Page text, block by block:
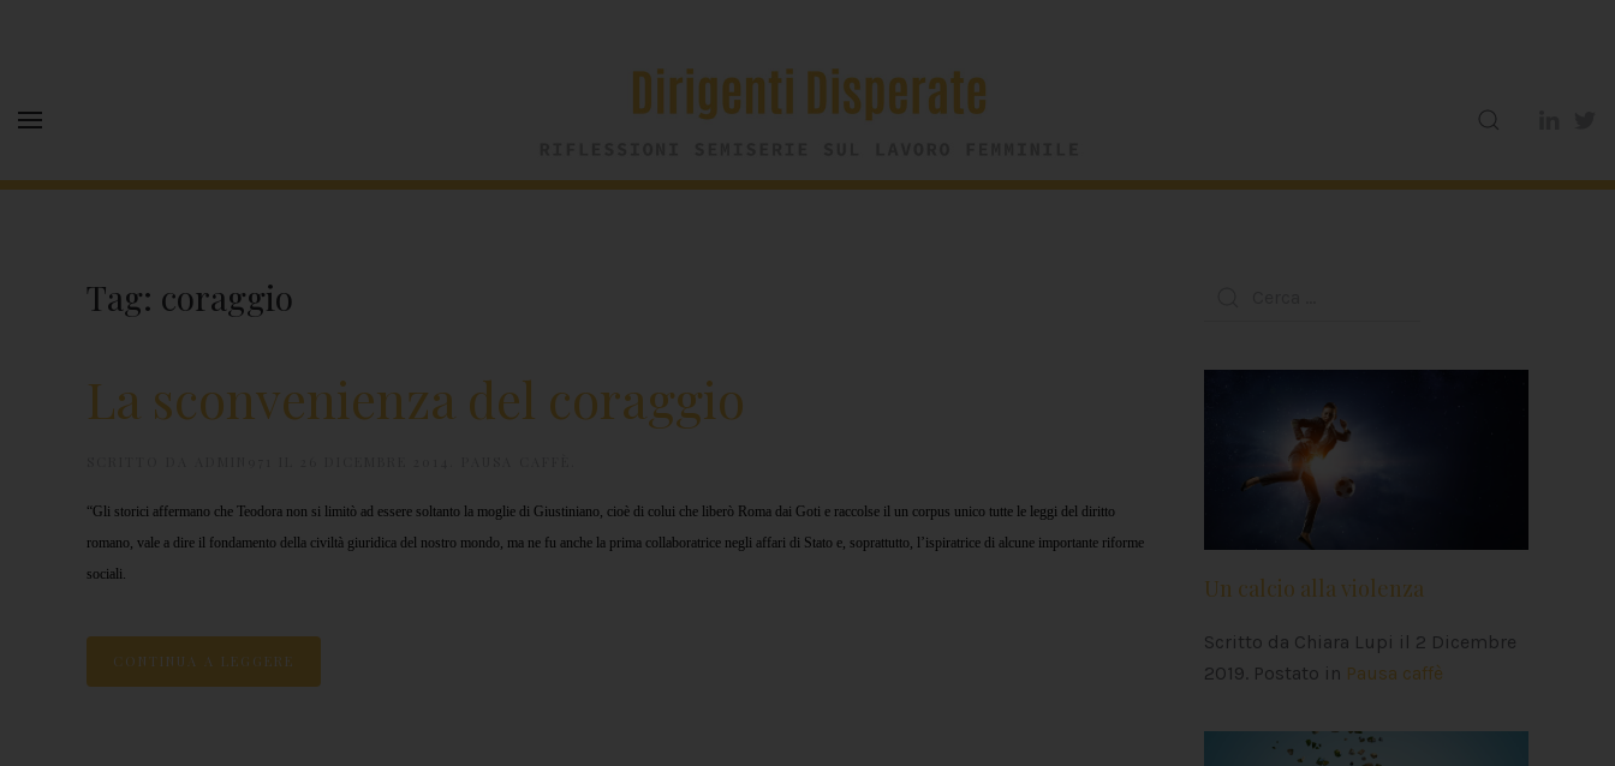
Tag: coraggio
La sconvenienza del coraggio
“Gli storici affermano che Teodora non si limitò ad essere soltanto la moglie di Giustiniano, cioè di colui che liberò Roma dai Goti e raccolse il un corpus unico tutte le leggi del diritto
romano, vale a dire il fondamento della civiltà giuridica del nostro mondo, ma ne fu anche la prima collaboratrice negli affari di Stato e, soprattutto, l’ispiratrice di alcune importante riforme
sociali.
CONTINUA A LEGGERE
Un calcio alla violenza
Scritto da Chiara Lupi il 2 Dicembre
2019. Postato in Pausa caffè